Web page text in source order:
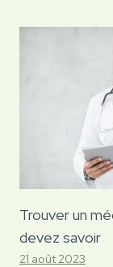
Trouver un
devez savoir
21 août 2023